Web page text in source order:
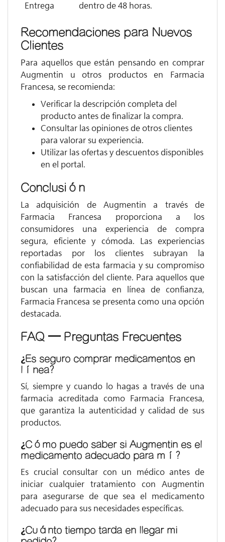
Entrega
dentro de 48 horas.
Recomendaciones para Nuevos
Clientes
Para aquellos que están pensando en comprar
Augmentin u otros productos en Farmacia
Francesa, se recomienda:
Verificar la descripción completa del
producto antes de finalizar la compra.
Consultar las opiniones de otros clientes
para valorar su experiencia.
Utilizar las ofertas y descuentos disponibles
en el portal.
Conclusión
La adquisición de Augmentin a través de
Farmacia Francesa proporciona a los
consumidores una experiencia de compra
segura, eficiente y cómoda. Las experiencias
reportadas por los clientes subrayan la
confiabilidad de esta farmacia y su compromiso
con la satisfacción del cliente. Para aquellos que
buscan una farmacia en línea de confianza,
Farmacia Francesa se presenta como una opción
destacada.
FAQ – Preguntas Frecuentes
¿Es seguro comprar medicamentos en
línea?
Sí, siempre y cuando lo hagas a través de una
farmacia acreditada como Farmacia Francesa,
que garantiza la autenticidad y calidad de sus
productos.
¿Cómo puedo saber si Augmentin es el
medicamento adecuado para mí?
Es crucial consultar con un médico antes de
iniciar cualquier tratamiento con Augmentin
para asegurarse de que sea el medicamento
adecuado para sus necesidades específicas.
¿Cuánto tiempo tarda en llegar mi